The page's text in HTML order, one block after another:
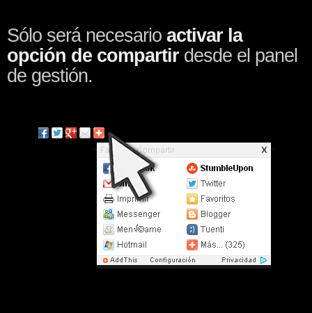
Sólo será necesario activar la
opción de compartir desde el panel
de gestión.